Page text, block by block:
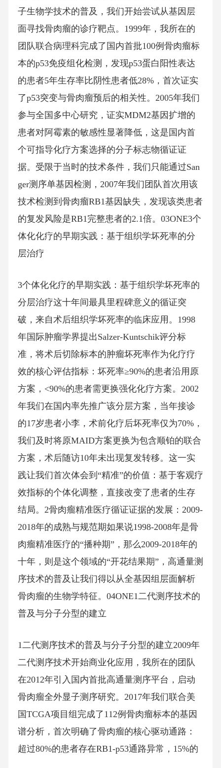
子生物学技术的普及，我们开始尝试从基因层
面寻找骨肉瘤的诊疗靶点。1999年，我所在的
团队联合病理科完成了国内首批100例骨肉瘤标
本的p53免疫组化检测，发现p53蛋白阳性表达
的患者5年生存率比阴性患者低28%，首次证实
了p53突变与骨肉瘤预后的相关性。2005年我们
参与全国多中心研究，证实MDM2基因扩增的
患者对阿霉素的敏感性显著降低，这是国内首
个可指导化疗方案选择的分子标志物循证证
据。受限于当时的技术条件，我们只能通过San
ger测序单基因检测，2007年我们团队首次用该
技术检测到骨肉瘤RB1基因缺失，发现该类患者
的复发风险是RB1完整患者的2.1倍。03ONE3个
体化化疗的早期实践：基于组织学坏死率的分
层治疗
3个体化化疗的早期实践：基于组织学坏死率的
分层治疗这十年间最具里程碑意义的循证突
破，来自术后组织学坏死率的临床应用。1998
年国际肿瘤学界提出Salzer-Kuntschik评分标
准，将术后切除标本的肿瘤坏死率作为化疗疗
效的核心评估指标：坏死率≥90%的患者沿用原
方案，<90%的患者需更换强化化疗方案。2002
年我们在国内率先推广该分层方案，当年接诊
的17岁患者小李，术前化疗后坏死率仅为70%，
我们及时将原MAID方案更换为包含顺铂的联合
方案，术后随访10年未出现复发转移。这一实
践让我们首次体会到“精准”的价值：基于客观疗
效指标的个体化调整，直接改变了患者的生存
结局。2骨肉瘤精准医疗循证证据的发展：2009-
2018年的成熟与规范期如果说1998-2008年是骨
肉瘤精准医疗的“播种期”，那么2009-2018年的
十年，则是这个领域的“开花结果期”，高通量测
序技术的普及让我们得以从全基因组层面解析
骨肉瘤的生物学特征。04ONE1二代测序技术的
普及与分子分型的建立
1二代测序技术的普及与分子分型的建立2009年
二代测序技术开始商业化应用，我所在的团队
在2012年引入国内首批高通量测序平台，启动
骨肉瘤全外显子测序研究。2017年我们联合美
国TCGA项目组完成了112例骨肉瘤标本的基因
谱分析，首次明确了骨肉瘤的核心驱动通路：
超过80%的患者存在RB1-p53通路异常，15%的